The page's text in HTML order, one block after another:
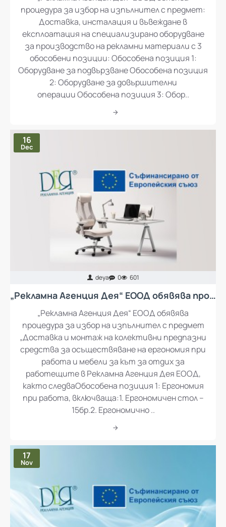
„Рекламна Агенция Дея“ ЕООД обявява
процедура за избор на изпълнител с предмет:
Доставка, инсталация и въвеждане в
експлоатация на специализирано оборудване
за производство на рекламни материали с 3
обособени позиции: Обособена позиция 1:
Оборудване за подвързване Обособена позиция
2: Оборудване за довършителни
операции Обособена позиция 3: Обор..
16
Dec
„Рекламна Агенция Дея“ ЕООД обявява
процедура за избор на изпълнител с предмет
„Доставка и монтаж на колективни предпазни
средства за осъществяване на ергономия при
работа и мебели за кът за отдих за
работещите в Рекламна Агенция Дея ЕООД,
както следваОбособена позиция 1: Ергономия
при работа, включваща:1. Ергономичен стол –
15бр.2. Ергономично ..
17
Nov